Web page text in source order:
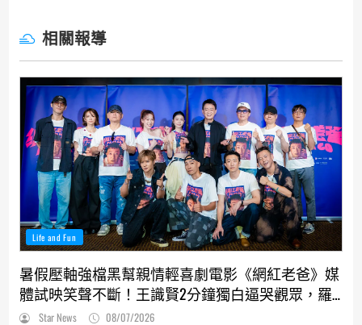
相關報導
Life and Fun
暑假壓軸強檔黑幫親情輕喜劇電影《網紅老爸》媒
體試映笑聲不斷！王識賢2分鐘獨白逼哭觀眾，羅
志祥、張懷秋受封搞笑MVP
Star News 08/07/2026